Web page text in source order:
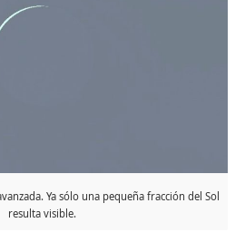
Ya sólo una pequeña fracción del Sol
resulta visible.